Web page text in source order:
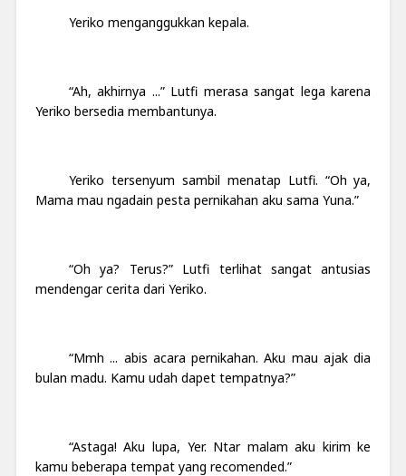
Yeriko menganggukkan kepala.
“Ah, akhirnya ...” Lutfi merasa sangat lega karena
Yeriko bersedia membantunya.
Yeriko tersenyum sambil menatap Lutfi. “Oh ya,
Mama mau ngadain pesta pernikahan aku sama Yuna.”
“Oh ya? Terus?” Lutfi terlihat sangat antusias
mendengar cerita dari Yeriko.
“Mmh ... abis acara pernikahan. Aku mau ajak dia
bulan madu. Kamu udah dapet tempatnya?”
“Astaga! Aku lupa, Yer. Ntar malam aku kirim ke
kamu beberapa tempat yang recomended.”